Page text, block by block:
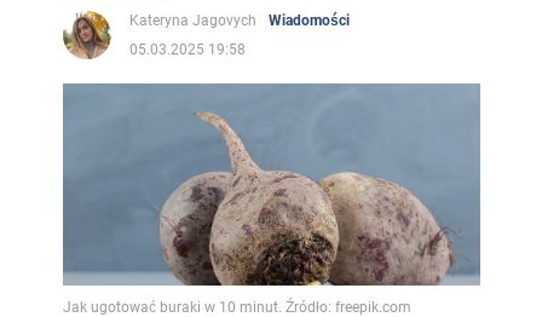
Kateryna Jagovych
Wiadomości
05.03.2025 19:58
Jak ugotować buraki w 10 minut. Źródło: freepik.com